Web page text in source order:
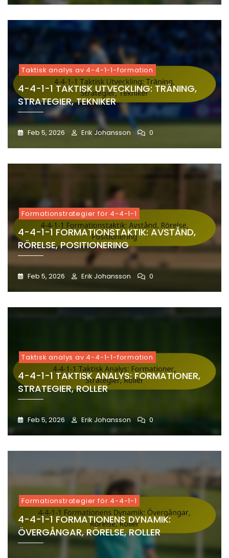
Taktisk analys av 4-4-1-1-formation
4-4-1-1 TAKTISK UTVECKLING: TRÄNING,
STRATEGIER, TEKNIKER
Feb 5, 2026 Erik Johansson 0
Formationstrategier för 4-4-1-1
4-4-1-1 FORMATIONSTAKTIK: AVSTÅND,
RÖRELSE, POSITIONERING
Feb 5, 2026 Erik Johansson 0
Taktisk analys av 4-4-1-1-formation
4-4-1-1 TAKTISK ANALYS: FORMATIONER,
STRATEGIER, ROLLER
Feb 5, 2026 Erik Johansson 0
Formationstrategier för 4-4-1-1
4-4-1-1 FORMATIONENS DYNAMIK:
ÖVERGÅNGAR, RÖRELSE, ROLLER